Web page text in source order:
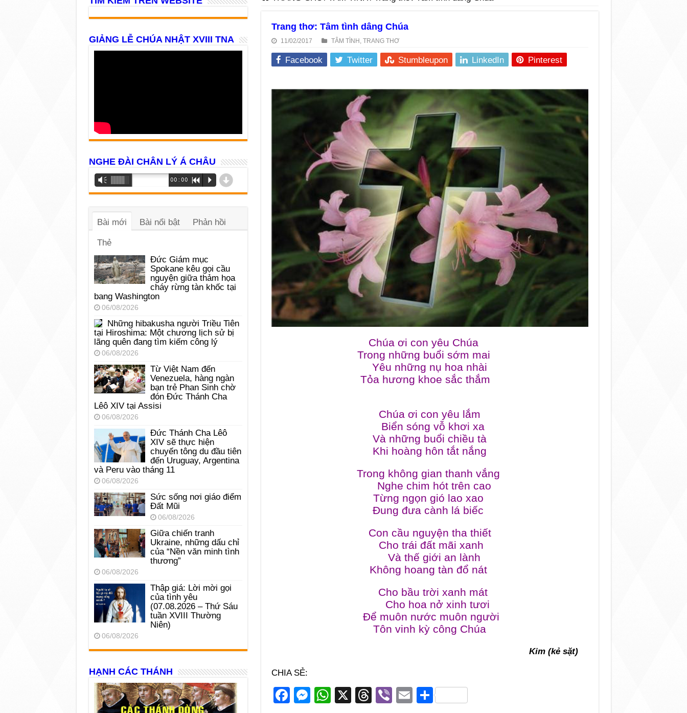
Trang thơ: Tâm tình dâng Chúa
11/02/2017 TÂM TÌNH , TRANG THƠ
Facebook Twitter Stumbleupon LinkedIn Pinterest
Chúa ơi con yêu Chúa
Trong những buổi sớm mai
Yêu những nụ hoa nhài
Tỏa hương khoe sắc thắm
Chúa ơi con yêu lắm
Biển sóng vỗ khơi xa
Và những buổi chiều tà
Khi hoàng hôn tắt nắng
Trong không gian thanh vắng
Nghe chim hót trên cao
Từng ngọn gió lao xao
Đung đưa cành lá biếc
Con cầu nguyện tha thiết
Cho trái đất mãi xanh
Và thế giới an lành
Không hoang tàn đổ nát
Cho bầu trời xanh mát
Cho hoa nở xinh tươi
Để muôn nước muôn người
Tôn vinh kỳ công Chúa
Kim (kẻ sặt)
CHIA SẺ:
F
M
W
X
T
Vi
E S
GIẢNG LỄ CHÚA NHẬT XVIII TNA
NGHE ĐÀI CHÂN LÝ Á CHÂU
Trình
phát
âm
Vm 00:00 R P d
Bài mới Bài nổi bật Phản hồi
Thẻ
Đức Giám mục
Spokane kêu gọi cầu
nguyện giữa thảm họa
cháy rừng tàn khốc tại
bang Washington
06/08/2026
Những hibakusha người Triều Tiên
tại Hiroshima: Một chương lịch sử bị
lãng quên đang tìm kiếm công lý
06/08/2026
Từ Việt Nam đến
Venezuela, hàng ngàn
bạn trẻ Phan Sinh chờ
đón Đức Thánh Cha
Lêô XIV tại Assisi
06/08/2026
Đức Thánh Cha Lêô
XIV sẽ thực hiện
chuyến tông du đầu tiên
đến Uruguay, Argentina
và Peru vào tháng 11
06/08/2026
Sức sống nơi giáo điểm
Đất Mũi
06/08/2026
Giữa chiến tranh
Ukraine, những dấu chỉ
của “Nền văn minh tình
thương”
06/08/2026
Thập giá: Lời mời gọi
của tình yêu
(07.08.2026 – Thứ Sáu
tuần XVIII Thường
Niên)
06/08/2026
HẠNH CÁC THÁNH